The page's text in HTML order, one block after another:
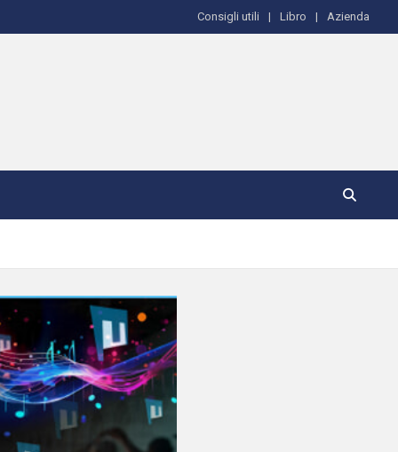
Consigli utili Libro Azienda